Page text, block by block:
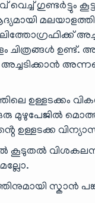
വെച്ച്
ഉണ്ട്.
ഉള്ളടക്കം
മുഴുപേജിൽ
ൻ്റെ ഉള്ളടക്ക
കൂടുതൽ
സ്കാൻ